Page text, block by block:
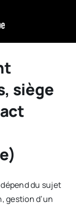
siège
du sujet
gestion d’un